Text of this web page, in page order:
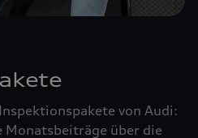
von Audi:
Monatsbeiträge über die